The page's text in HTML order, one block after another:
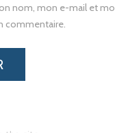
nom, mon e-mail et
commentaire.